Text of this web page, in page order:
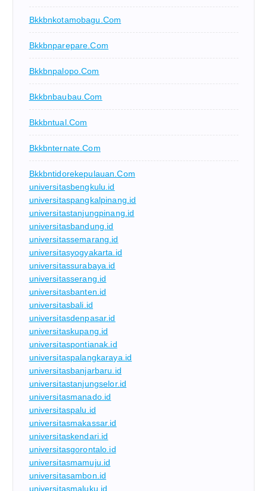
Bkkbnkotamobagu.com
Bkkbnparepare.com
Bkkbnpalopo.com
Bkkbnbaubau.com
Bkkbntual.com
Bkkbnternate.com
Bkkbntidorekepulauan.com
universitasbengkulu.id
universitaspangkalpinang.id
universitastanjungpinang.id
universitasbandung.id
universitassemarang.id
universitasyogyakarta.id
universitassurabaya.id
universitasserang.id
universitasbanten.id
universitasbali.id
universitasdenpasar.id
universitaskupang.id
universitaspontianak.id
universitaspalangkaraya.id
universitasbanjarbaru.id
universitastanjungselor.id
universitasmanado.id
universitaspalu.id
universitasmakassar.id
universitaskendari.id
universitasgorontalo.id
universitasmamuju.id
universitasambon.id
universitasmaluku.id